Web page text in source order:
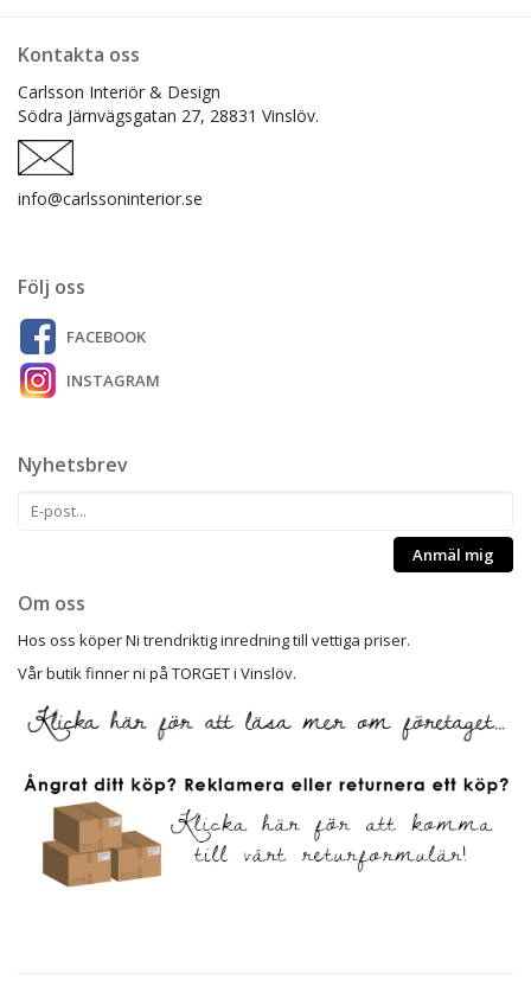
Kontakta oss
Carlsson Interiör & Design
Södra Järnvägsgatan 27, 28831 Vinslöv.
info@carlssoninterior.se
Följ oss
FACEBOOK
INSTAGRAM
Nyhetsbrev
Anmäl mig
Om oss
Hos oss köper Ni trendriktig inredning till vettiga priser.
Vår butik finner ni på TORGET i Vinslöv.